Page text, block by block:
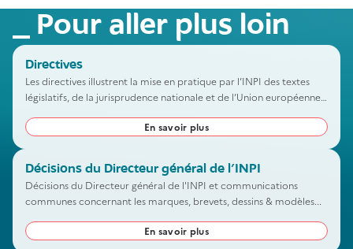
Pour aller plus loin
Directives
Les directives illustrent la mise en pratique par l’INPI des textes
législatifs, de la jurisprudence nationale et de l’Union européenne
En savoir plus
Décisions du Directeur général de l'INPI
Décisions du Directeur général de l'INPI et communications
communes concernant les marques, brevets, dessins & modèles...
En savoir plus